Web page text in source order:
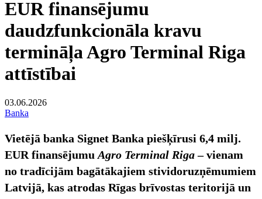
EUR finansējumu
daudzfunkcionāla kravu
termināļa Agro Terminal Riga
attīstībai
03.06.2026
Banka
Vietējā banka Signet Banka piešķīrusi 6,4 milj.
EUR finansējumu Agro Terminal Riga– vienam
no tradīcijām bagātākajiem stividoruzņēmumiem
Latvijā, kas atrodas Rīgas brīvostas teritorijā un